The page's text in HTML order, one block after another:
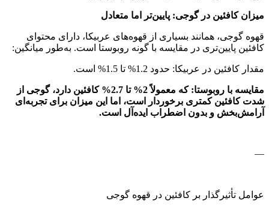
میزان کافئین در گوجی: پایین‌تر اما متعادل
قهوه گوجی، همانند بسیاری از قهوه‌های عربیکا، دارای محتوای
کافئین پایین‌تری در مقایسه با گونه روبوستا است. به‌طور میانگین:
مقدار کافئین در عربیکا: حدود 1.2% تا 1.5% است.
مقایسه با روبوستا: که معمولاً 2% تا 2.7% کافئین دارد، گوجی از
شدت کافئین کمتری برخوردار است، اما این میزان برای تجربه‌ای
آرامش‌بخش و بدون اضطراب ایده‌آل است.
—
عوامل تأثیرگذار بر کافئین در قهوه گوجی